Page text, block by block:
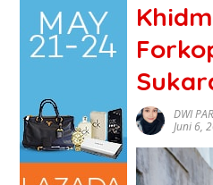
DWI
Juni 6,